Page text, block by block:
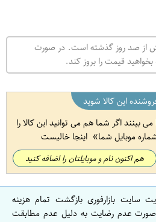
بیش از صد روز گذشته است. در صورت
بخواهید قیمت را بروز کند.
این کالا شوید
بینند اگر شما هم می توانید این کالا را
موبایل شما اینجا خالیست
هم اکنون نام و موبایلتان را اضافه کنید
سایت بازارفوری بازگشت تمام هزینه
صورت عدم رضایت به دلیل عدم مطابقت